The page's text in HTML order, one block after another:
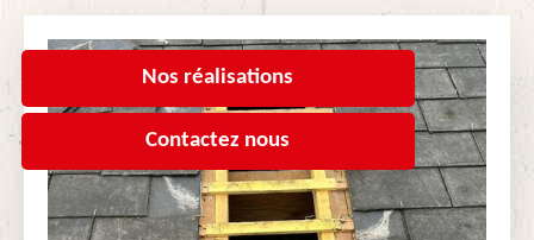
Nos réalisations
Contactez nous